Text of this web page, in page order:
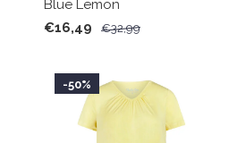
Blue Lemon
€16,49
€32,99
-50%